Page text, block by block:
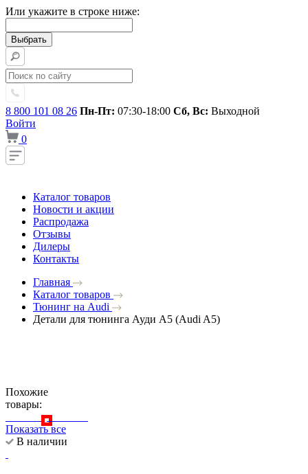
Или укажите в строке ниже:
8 800 101 08 26 Пн-Пт: 07:30-18:00 Сб, Вс: Выходной
Войти
0
Каталог товаров
Новости и акции
Распродажа
Отзывы
Дилеры
Контакты
Главная
Каталог товаров
Тюнинг на Audi
Детали для тюнинга Ауди A5 (Audi A5)
Похожие
товары:
Показать все
В наличии